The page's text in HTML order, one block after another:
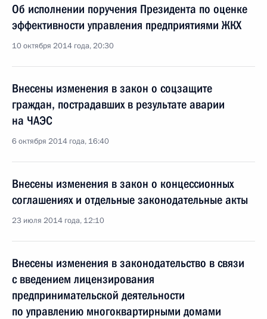
Об исполнении поручения Президента по оценке
эффективности управления предприятиями ЖКХ
10 октября 2014 года, 20:30
Внесены изменения в закон о соцзащите
граждан, пострадавших в результате аварии
на ЧАЭС
6 октября 2014 года, 16:40
Внесены изменения в закон о концессионных
соглашениях и отдельные законодательные акты
23 июля 2014 года, 12:10
Внесены изменения в законодательство в связи
с введением лицензирования
предпринимательской деятельности
по управлению многоквартирными домами